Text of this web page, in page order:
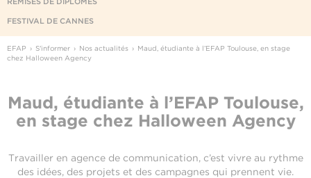
FESTIVAL DE CANNES
EFAP S'informer Nos actualités
Maud, étudiante à l’EFAP Toulouse, en stage
chez Halloween Agency
Maud, étudiante à l’EFAP Toulouse,
en stage chez Halloween Agency
Travailler en agence de communication, c’est vivre au rythme
des idées, des projets et des campagnes qui prennent vie.